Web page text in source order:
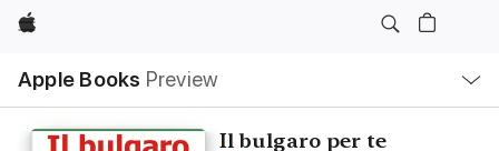
Apple
Apple Books Preview
Nav
Open
Menu
Il bulgaro per te